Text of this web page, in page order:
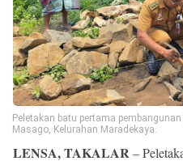
Peletakan batu pertama
Masago, Kelurahan Maradekaya.
LENSA, TAKALAR–